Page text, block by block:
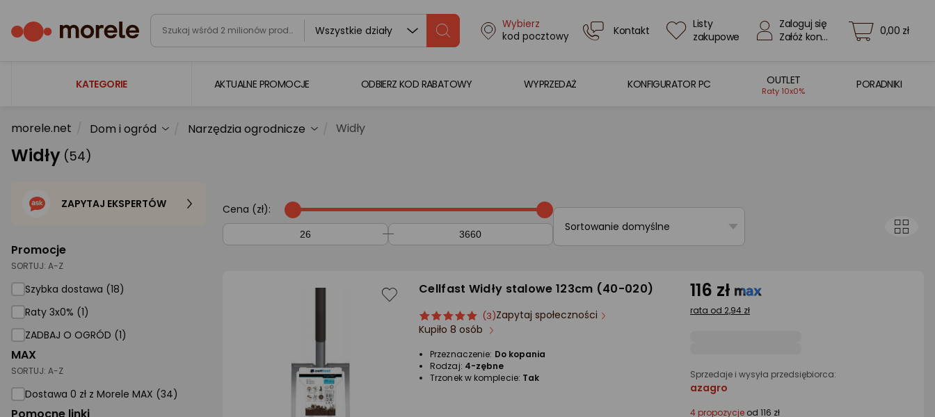
Wszystkie działy
Wybierz
kod pocztowy
Kontakt
Listy
zakupowe
Zaloguj się
Załóż konto
0,00 zł
KATEGORIE
Laptopy
Komputery
Gaming
Telewizory i audio
Foto i kamery
AGD duże
AGD małe
Dom i ogród
Biuro i firma
Sport i turystyka
AKTUALNE PROMOCJE ODBIERZ KOD RABATOWY WYPRZEDAŻ KONFIGURATOR PC OUTLET
Raty 10x0%
PORADNIKI
morele.net Dom i ogród Narzędzia ogrodnicze Widły
Widły (54)
Promocje
SORTUJ: A-Z
Szybka dostawa (18)
Raty 3x0% (1)
ZADBAJ O OGRÓD (1)
MAX
SORTUJ: A-Z
Dostawa 0 zł z Morele MAX (34)
ZAPYTAJ EKSPERTÓW
Cena (zł):
Sortowanie domyślne
Cellfast Widły stalowe 123cm (40-020)
ocena
produktu
gwiazdki
Ocena
produktu
(3)Zapytaj społeczności
Kupiło 8 osób
Przeznaczenie: Do kopania
Rodzaj: 4-zębne
Trzonek w komplecie: Tak
116 zł
rata od 2,94 zł
Sprzedaje i wysyła przedsiębiorca:
azagro
4 propozycje od 116 zł